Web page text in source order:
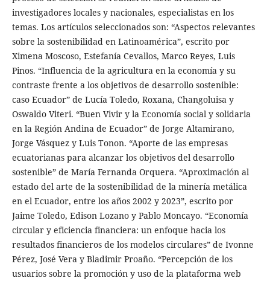
investigadores locales y nacionales, especialistas en los
temas. Los artículos seleccionados son: “Aspectos relevantes
sobre la sostenibilidad en Latinoamérica”, escrito por
Ximena Moscoso, Estefanía Cevallos, Marco Reyes, Luis
Pinos. “Influencia de la agricultura en la economía y su
contraste frente a los objetivos de desarrollo sostenible:
caso Ecuador” de Lucía Toledo, Roxana, Changoluisa y
Oswaldo Viteri. “Buen Vivir y la Economía social y solidaria
en la Región Andina de Ecuador” de Jorge Altamirano,
Jorge Vásquez y Luis Tonon. “Aporte de las empresas
ecuatorianas para alcanzar los objetivos del desarrollo
sostenible” de María Fernanda Orquera. “Aproximación al
estado del arte de la sostenibilidad de la minería metálica
en el Ecuador, entre los años 2002 y 2023”, escrito por
Jaime Toledo, Edison Lozano y Pablo Moncayo. “Economía
circular y eficiencia financiera: un enfoque hacia los
resultados financieros de los modelos circulares” de Ivonne
Pérez, José Vera y Bladimir Proaño. “Percepción de los
usuarios sobre la promoción y uso de la plataforma web